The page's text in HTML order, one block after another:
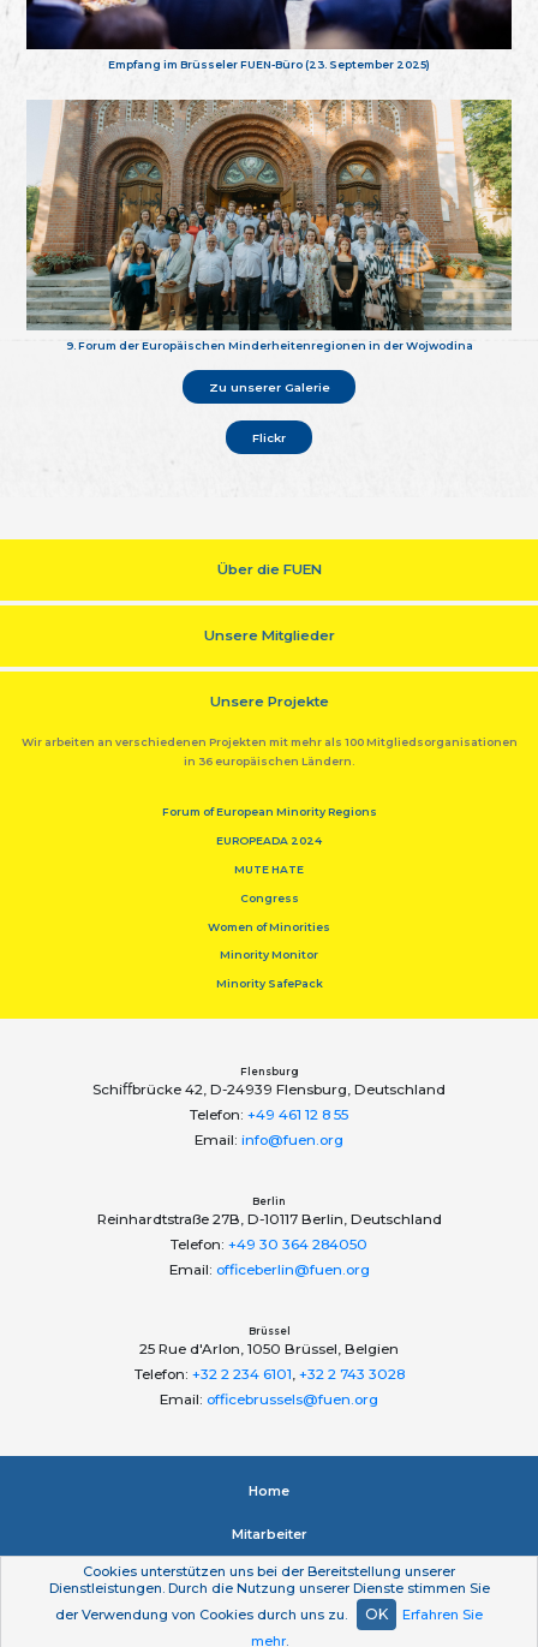
Empfang im Brüsseler FUEN-Büro (23. September 2025)
9. Forum der Europäischen Minderheitenregionen in der Wojwodina
Zu unserer Galerie
Flickr
Über die FUEN
Unsere Mitglieder
Unsere Projekte
Wir arbeiten an verschiedenen Projekten mit mehr als 100 Mitgliedsorganisationen
in 36 europäischen Ländern.
Forum of European Minority Regions
EUROPEADA 2024
MUTE HATE
Congress
Women of Minorities
Minority Monitor
Minority SafePack
Flensburg
Schiﬀbrücke 42, D-24939 Flensburg, Deutschland
Telefon: +49 461 12 8 55
Email: info@fuen.org
Berlin
Reinhardtstraße 27B, D-10117 Berlin, Deutschland
Telefon: +49 30 364 284050
Email: officeberlin@fuen.org
Brüssel
25 Rue d'Arlon, 1050 Brüssel, Belgien
Telefon: +32 2 234 6101, +32 2 743 3028
Email: officebrussels@fuen.org
Home
Mitarbeiter
Impressum
Datenschutzerklärung
Cookies unterstützen uns bei der Bereitstellung unserer
Dienstleistungen. Durch die Nutzung unserer Dienste stimmen Sie
der Verwendung von Cookies durch uns zu.
OK
Erfahren Sie
mehr.